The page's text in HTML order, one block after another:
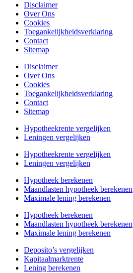
Disclaimer
Over Ons
Cookies
Toegankelijkheidsverklaring
Contact
Sitemap
Disclaimer
Over Ons
Cookies
Toegankelijkheidsverklaring
Contact
Sitemap
Hypotheekrente vergelijken
Leningen vergelijken
Hypotheekrente vergelijken
Leningen vergelijken
Hypotheek berekenen
Maandlasten hypotheek berekenen
Maximale lening berekenen
Hypotheek berekenen
Maandlasten hypotheek berekenen
Maximale lening berekenen
Deposito’s vergelijken
Kapitaalmarktrente
Lening berekenen